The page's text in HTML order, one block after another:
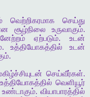
வெற்றிகரமாக
செய்து
சூழ்நிலை உருவாகும்.
ஏற்படும்.உடன்
.உத்தியோகத்தில்
உடன்
.
செய்வீர்கள்.
உத்தியோகத்தில் வெளியூர்
உண்டாகும். வியாபாரத்தில்